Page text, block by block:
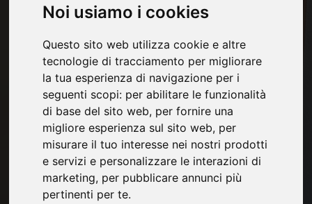
Noi usiamo i cookies
Questo sito web utilizza cookie e altre
tecnologie di tracciamento per migliorare
la tua esperienza di navigazione per i
seguenti scopi: per abilitare le funzionalità
di base del sito web, per fornire una
migliore esperienza sul sito web, per
misurare il tuo interesse nei nostri prodotti
e servizi e personalizzare le interazioni di
marketing, per pubblicare annunci più
pertinenti per te.
VENDUTO